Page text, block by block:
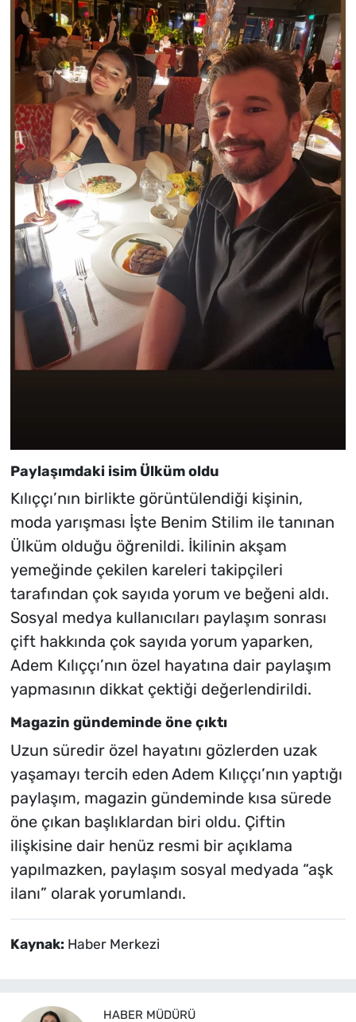
Paylaşımdaki isim Ülküm oldu
Kılıççı’nın birlikte görüntülendiği kişinin,
moda yarışması İşte Benim Stilim ile tanınan
Ülküm olduğu öğrenildi. İkilinin akşam
yemeğinde çekilen kareleri takipçileri
tarafından çok sayıda yorum ve beğeni aldı.
Sosyal medya kullanıcıları paylaşım sonrası
çift hakkında çok sayıda yorum yaparken,
Adem Kılıççı’nın özel hayatına dair paylaşım
yapmasının dikkat çektiği değerlendirildi.
Magazin gündeminde öne çıktı
Uzun süredir özel hayatını gözlerden uzak
yaşamayı tercih eden Adem Kılıççı’nın yaptığı
paylaşım, magazin gündeminde kısa sürede
öne çıkan başlıklardan biri oldu. Çiftin
ilişkisine dair henüz resmi bir açıklama
yapılmazken, paylaşım sosyal medyada “aşk
ilanı” olarak yorumlandı.
Kaynak: Haber Merkezi
HABER MÜDÜRÜ